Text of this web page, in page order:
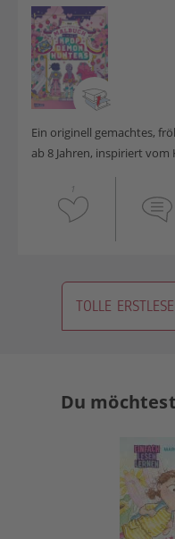
Ein originell gemachtes,
ab 8 Jahren, inspiriert vom
1
TOLLE
Du